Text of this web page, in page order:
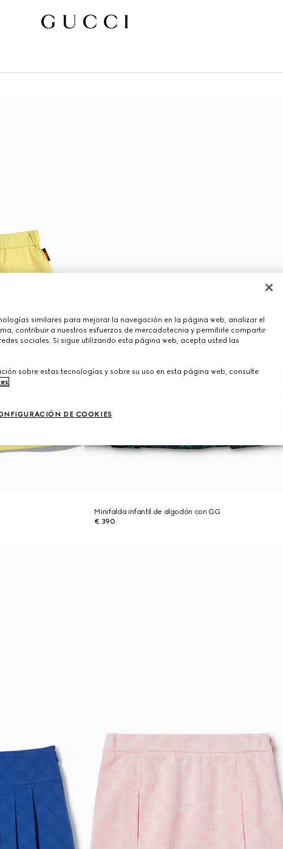
Minifalda infantil de algodón con GG
€ 390
similares para mejorar la navegación en la página web, analizar el
contribuir a nuestros esfuerzos de mercadotecnia y permitirle compartir
sociales. Si sigue utilizando esta página web, acepta usted las
sobre estas tecnologías y sobre su uso en esta página web, consulte
.
DE COOKIES